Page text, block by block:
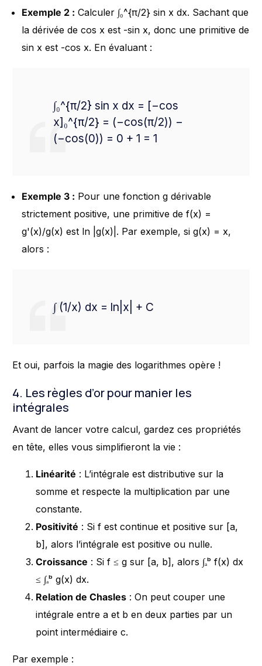
Exemple 2 : Calculer ∫₀^{π/2} sin x dx. Sachant que
la dérivée de cos x est -sin x, donc une primitive de
sin x est -cos x. En évaluant :
∫₀^{π/2} sin x dx = [−cos
x]₀^{π/2} = (−cos(π/2)) −
(−cos(0)) = 0 + 1 = 1
Exemple 3 : Pour une fonction g dérivable
strictement positive, une primitive de f(x) =
g'(x)/g(x) est ln |g(x)|. Par exemple, si g(x) = x,
alors :
∫ (1/x) dx = ln|x| + C
Et oui, parfois la magie des logarithmes opère !
4. Les règles d’or pour manier les
intégrales
Avant de lancer votre calcul, gardez ces propriétés
en tête, elles vous simplifieront la vie :
Linéarité : L’intégrale est distributive sur la
somme et respecte la multiplication par une
constante.
Positivité : Si f est continue et positive sur [a,
b], alors l’intégrale est positive ou nulle.
Croissance : Si f ≤ g sur [a, b], alors ∫ₐᵇ f(x) dx
≤ ∫ₐᵇ g(x) dx.
Relation de Chasles : On peut couper une
intégrale entre a et b en deux parties par un
point intermédiaire c.
Par exemple :